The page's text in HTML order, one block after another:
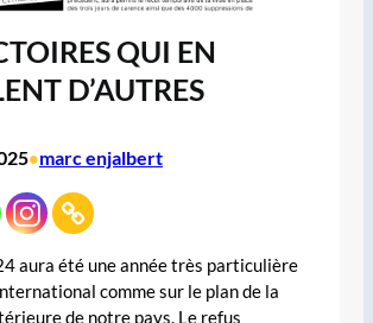
QUI EN
D’AUTRES
•marc enjalbert
aura été une année très particulière
comme sur le plan de la
de notre pays. Le refus